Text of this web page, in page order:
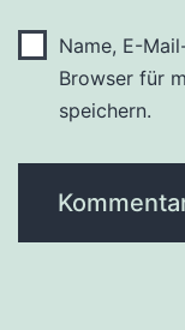
Name, E-
Browser für
speichern.